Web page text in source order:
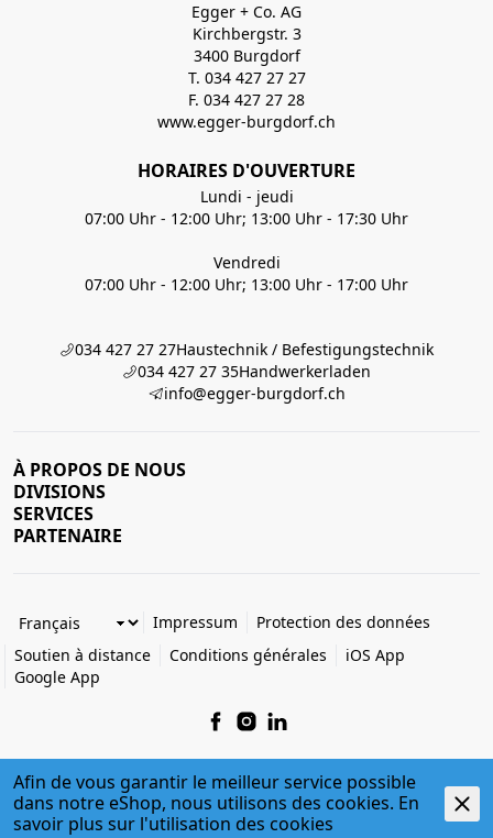
Egger + Co. AG
Kirchbergstr. 3
3400 Burgdorf
T. 034 427 27 27
F. 034 427 27 28
www.egger-burgdorf.ch
HORAIRES D'OUVERTURE
Lundi - jeudi
07:00 Uhr - 12:00 Uhr; 13:00 Uhr - 17:30 Uhr
Vendredi
07:00 Uhr - 12:00 Uhr; 13:00 Uhr - 17:00 Uhr
034 427 27 27Haustechnik / Befestigungstechnik
034 427 27 35Handwerkerladen
info@egger-burgdorf.ch
À PROPOS DE NOUS
DIVISIONS
SERVICES
PARTENAIRE
Impressum
Protection des données
Soutien à distance
Conditions générales
iOS App
Google App
© 2026 Egger + Co. AG
powered by polynorm
Afin de vous garantir le meilleur service possible
dans notre eShop, nous utilisons des cookies. En
savoir plus sur l'utilisation des cookies